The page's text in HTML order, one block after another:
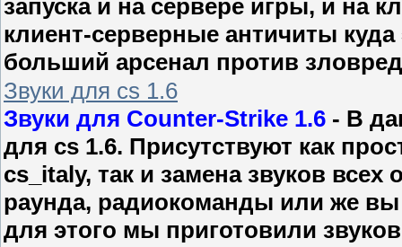
запуска и на сервере игры, и на
клиент-серверные античиты
больший арсенал против
Звуки для cs 1.6
Звуки для Counter-Strike 1.6 - В
для cs 1.6. Присутствуют как
cs_italy, так и замена звуков
раунда, радиокоманды или же вы
для этого мы приготовили